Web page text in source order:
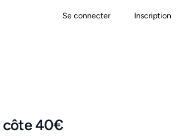
Se connecter Inscription
côte 40€